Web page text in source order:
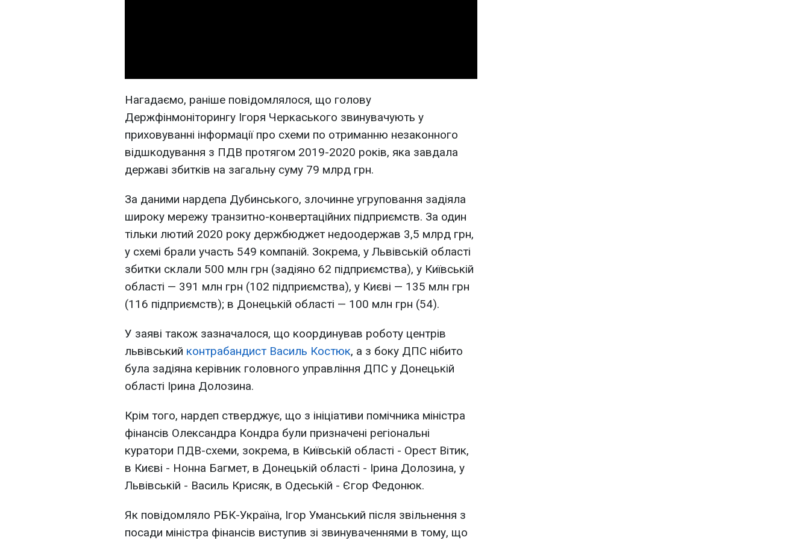
Нагадаємо, раніше повідомлялося, що голову
Держфінмоніторингу Ігоря Черкаського звинувачують у
приховуванні інформації про схеми по отриманню незаконного
відшкодування з ПДВ протягом 2019-2020 років, яка завдала
державі збитків на загальну суму 79 млрд грн.
За даними нардепа Дубинського, злочинне угруповання задіяла
широку мережу транзитно-конвертаційних підприємств. За один
тільки лютий 2020 року держбюджет недоодержав 3,5 млрд грн,
у схемі брали участь 549 компаній. Зокрема, у Львівській області
збитки склали 500 млн грн (задіяно 62 підприємства), у Київській
області — 391 млн грн (102 підприємства), у Києві — 135 млн грн
(116 підприємств); в Донецькій області — 100 млн грн (54).
У заяві також зазначалося, що координував роботу центрів
львівський контрабандист Василь Костюк, а з боку ДПС нібито
була задіяна керівник головного управління ДПС у Донецькій
області Ірина Долозина.
Крім того, нардеп стверджує, що з ініціативи помічника міністра
фінансів Олександра Кондра були призначені регіональні
куратори ПДВ-схеми, зокрема, в Київській області - Орест Вітик,
в Києві - Нонна Багмет, в Донецькій області - Ірина Долозина, у
Львівській - Василь Крисяк, в Одеській - Єгор Федонюк.
Як повідомляло РБК-Україна, Ігор Уманський після звільнення з
посади міністра фінансів виступив зі звинуваченнями в тому, що